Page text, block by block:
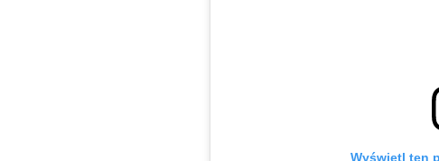
Wyświetl ten